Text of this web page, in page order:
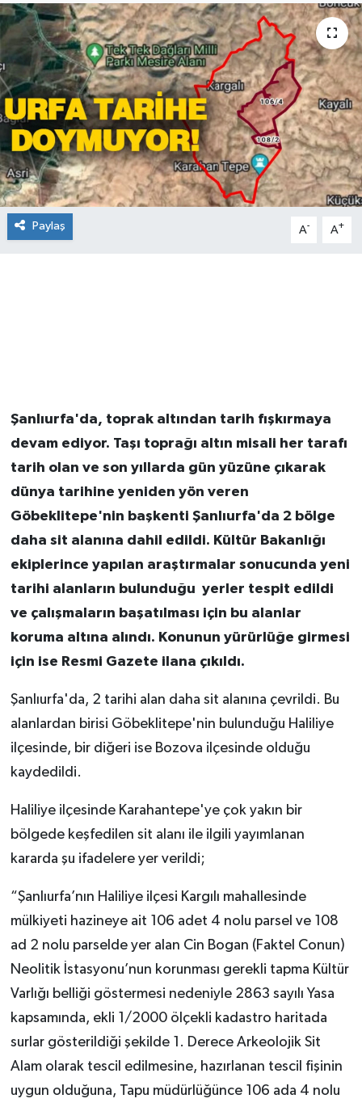
Paylaş A- A+
Şanlıurfa'da, toprak altından tarih fışkırmaya
devam ediyor. Taşı toprağı altın misali her tarafı
tarih olan ve son yıllarda gün yüzüne çıkarak
dünya tarihine yeniden yön veren
Göbeklitepe'nin başkenti Şanlıurfa'da 2 bölge
daha sit alanına dahil edildi. Kültür Bakanlığı
ekiplerince yapılan araştırmalar sonucunda yeni
tarihi alanların bulunduğu yerler tespit edildi
ve çalışmaların başatılması için bu alanlar
koruma altına alındı. Konunun yürürlüğe girmesi
için ise Resmi Gazete ilana çıkıldı.
Şanlıurfa'da, 2 tarihi alan daha sit alanına çevrildi. Bu
alanlardan birisi Göbeklitepe'nin bulunduğu Haliliye
ilçesinde, bir diğeri ise Bozova ilçesinde olduğu
kaydedildi.
Haliliye ilçesinde Karahantepe'ye çok yakın bir
bölgede keşfedilen sit alanı ile ilgili yayımlanan
kararda şu ifadelere yer verildi;
“Şanlıurfa’nın Haliliye ilçesi Kargılı mahallesinde
mülkiyeti hazineye ait 106 adet 4 nolu parsel ve 108
ad 2 nolu parselde yer alan Cin Bogan (Faktel Conun)
Neolitik İstasyonu’nun korunması gerekli tapma Kültür
Varlığı belliği göstermesi nedeniyle 2863 sayılı Yasa
kapsamında, ekli 1/2000 ölçekli kadastro haritada
surlar gösterildiği şekilde 1. Derece Arkeolojik Sit
Alam olarak tescil edilmesine, hazırlanan tescil fişinin
uygun olduğuna, Tapu müdürlüğünce 106 ada 4 nolu